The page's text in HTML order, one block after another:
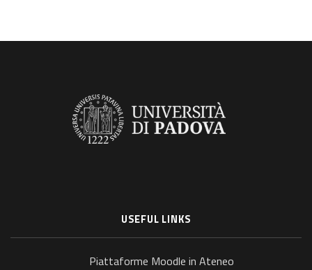
USEFUL LINKS
Piattaforme Moodle in Ateneo